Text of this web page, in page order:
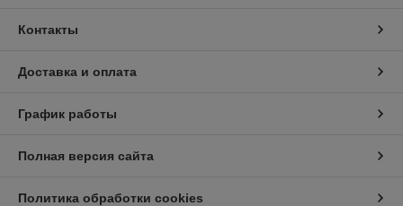
Контакты
Доставка и оплата
График работы
Полная версия сайта
Политика обработки cookies